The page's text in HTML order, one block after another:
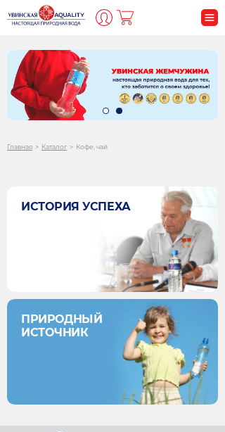
ВСЕГДА ПРАВИЛЬНЫЙ
ВЫБОР
ПОДРОБНЕЕ
Главная > Каталог > Кофе, чай
ИСТОРИЯ УСПЕХА
ПРИРОДНЫЙ
ИСТОЧНИК